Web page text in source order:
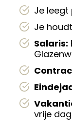
Je leegt
Je
Salaris:
vrije